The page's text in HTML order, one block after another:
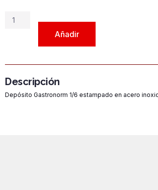
era:
$5.600.
Depósito
100mm
cantidad
Añadir
Descripción
Depósito Gastronorm 1/6 estampado en acero